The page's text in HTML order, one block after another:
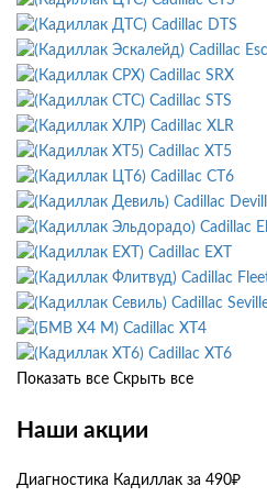
Cadillac DTS
Cadillac
Cadillac SRX
Cadillac STS
Cadillac XLR
Cadillac XT5
Cadillac CT6
Cadillac
Cadillac
Cadillac EXT
Cadillac
Cadillac
Cadillac XT4
Cadillac XT6
Показать все Скрыть все
Наши акции
Диагностика Кадиллак за 490₽